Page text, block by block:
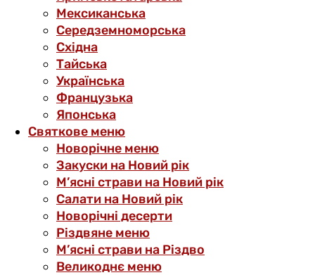
Мексиканська
Середземноморська
Східна
Тайська
Українська
Французька
Японська
Святкове меню
Новорічне меню
Закуски на Новий рік
М’ясні страви на Новий рік
Салати на Новий рік
Новорічні десерти
Різдвяне меню
М’ясні страви на Різдво
Великоднє меню